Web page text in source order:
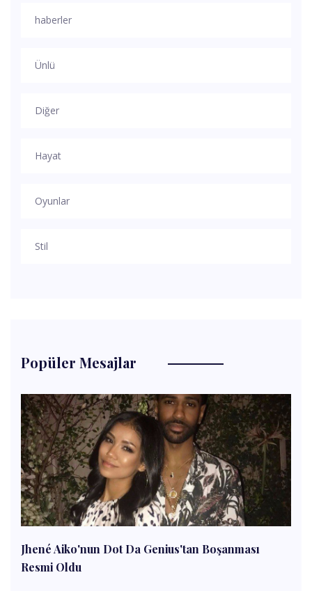
haberler
Ünlü
Diğer
Hayat
Oyunlar
Stil
Popüler Mesajlar
Jhené Aiko'nun Dot Da Genius'tan Boşanması
Resmi Oldu